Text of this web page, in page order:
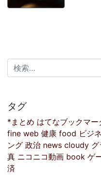
検索:
タグ
*まとめ はてなブックマー
fine web 健康 food ビジ
ング 政治 news cloudy
真 ニコニコ動画 book ゲ
済